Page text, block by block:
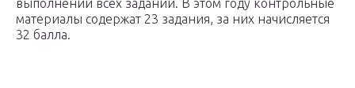
выполнении всех заданий. В этом году контрольные
материалы содержат 23 задания, за них начисляется
32 балла.